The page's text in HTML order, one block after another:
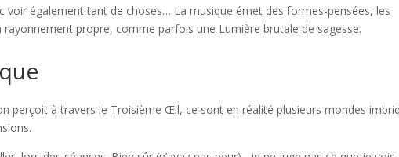
voir également tant de choses… La musique émet des formes-pensées, les
propre, comme parfois une Lumière brutale de sagesse.
perçoit à travers le Troisième Œil, ce sont en réalité plusieurs mondes